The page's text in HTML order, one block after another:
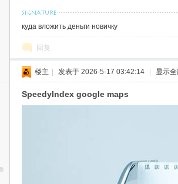
куда вложить деньги новичку
回复
楼主 发表于 2026-5-17 03:42:14 显示
SpeedyIndex google maps